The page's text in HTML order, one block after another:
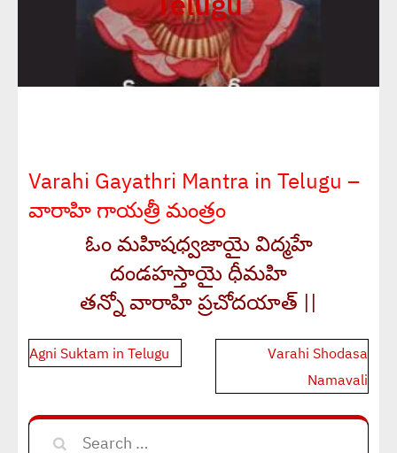
Varahi Gayathri Mantra in Telugu –
వారాహి గాయత్రీ మంత్రం
ఓం మహిషధ్వజాయై విద్మహే
దండహస్తాయై ధీమహి
తన్నో వారాహి ప్రచోదయాత్ ||
Post
navigation
Agni Suktam in Telugu
Varahi Shodasa
Namavali
Search